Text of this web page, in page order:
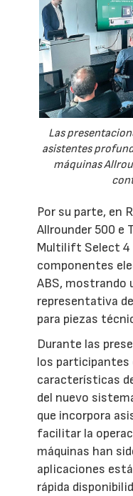
Las
asistentes
máquinas
Por su parte, en
Allrounder 500 e
Multilift Select 4
componentes
ABS, mostrando
representativa
para piezas
Durante las
los participantes
características
del nuevo
que incorpora
facilitar la
máquinas han
aplicaciones
rápida